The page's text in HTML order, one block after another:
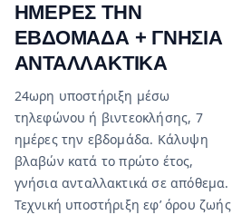
ΗΜΕΡΕΣ ΤΗΝ
ΕΒΔΟΜΑΔΑ + ΓΝΗΣΙΑ
ΑΝΤΑΛΛΑΚΤΙΚΑ
24ωρη υποστήριξη μέσω
τηλεφώνου ή βιντεοκλήσης, 7
ημέρες την εβδομάδα. Κάλυψη
βλαβών κατά το πρώτο έτος,
γνήσια ανταλλακτικά σε απόθεμα.
Τεχνική υποστήριξη εφ’ όρου ζωής